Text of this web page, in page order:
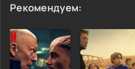
Рекомендуем: